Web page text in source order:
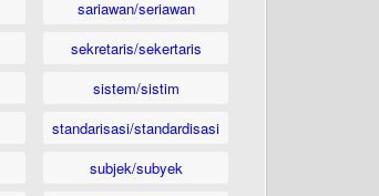
sariawan/seriawan
sekretaris/sekertaris
sistem/sistim
standarisasi/standardisasi
subjek/subyek